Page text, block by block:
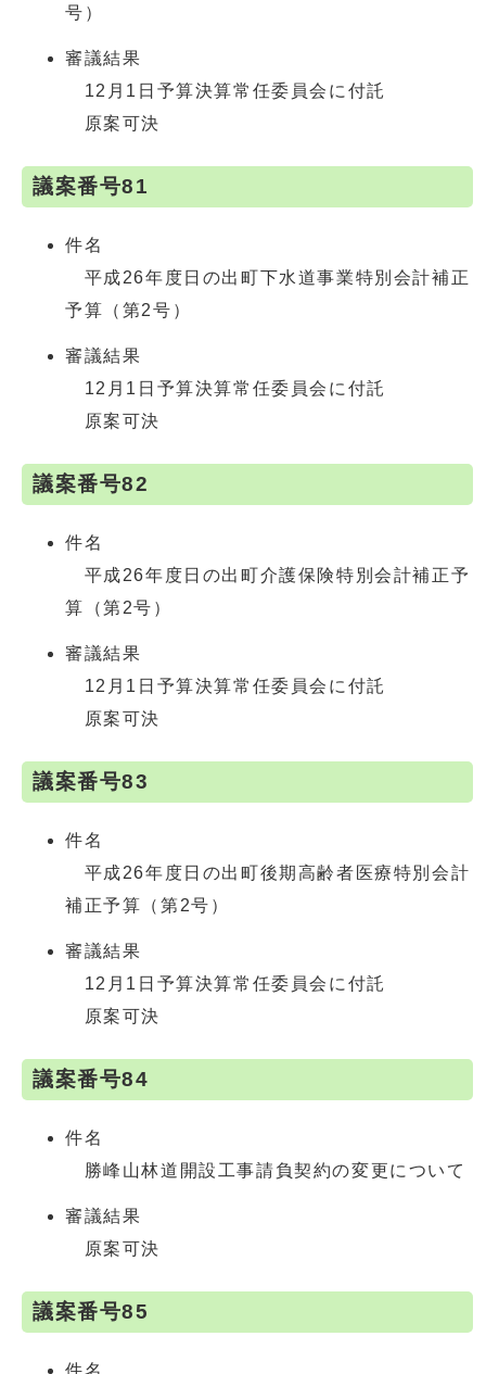
号）
審議結果
12月1日予算決算常任委員会に付託
原案可決
議案番号81
件名
平成26年度日の出町下水道事業特別会計補正
予算（第2号）
審議結果
12月1日予算決算常任委員会に付託
原案可決
議案番号82
件名
平成26年度日の出町介護保険特別会計補正予
算（第2号）
審議結果
12月1日予算決算常任委員会に付託
原案可決
議案番号83
件名
平成26年度日の出町後期高齢者医療特別会計
補正予算（第2号）
審議結果
12月1日予算決算常任委員会に付託
原案可決
議案番号84
件名
勝峰山林道開設工事請負契約の変更について
審議結果
原案可決
議案番号85